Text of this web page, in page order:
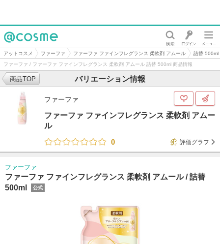
@cosme
アットコスメ ファーファ ファーファ ファインフレグランス 柔軟剤 アムール
詰替 500ml
ファーファ / ファーファ ファインフレグランス 柔軟剤 アムール 詰替 500ml 商品情報
バリエーション情報
商品TOP
ファーファ
ファーファ ファインフレグランス 柔軟剤 アムー
ル
0
評価グラフ
ファーファ
ファーファ ファインフレグランス 柔軟剤 アムール /詰替
500ml
公式